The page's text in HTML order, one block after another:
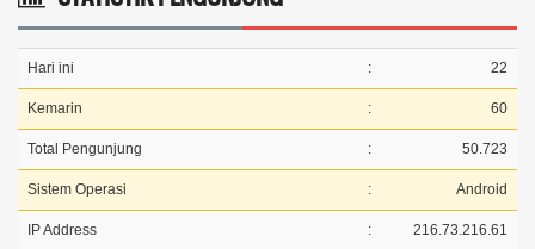
Hari ini : 22
Kemarin : 60
Total Pengunjung : 50.723
Sistem Operasi : Android
IP Address : 216.73.216.61